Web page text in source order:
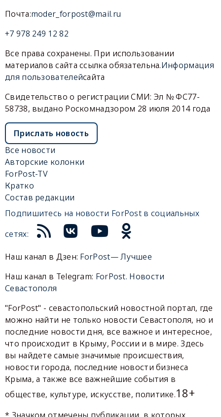
Почта:moder_forpost@mail.ru
+7 978 249 12 82
Все права сохранены. При использовании
материалов сайта ссылка обязательна.Информация
для пользователейсайта
Свидетельство о регистрации СМИ: Эл № ФС77-
58738, выдано Роскомнадзором 28 июля 2014 года
Прислать новость
Все новости
Авторские колонки
ForPost-TV
Кратко
Состав редакции
Подпишитесь на новости ForPost в социальных
сетях:
Наш канал в Дзен: ForPost— Лучшее
Наш канал в Telegram: ForPost. Новости
Севастополя
"ForPost" - севастопольский новостной портал, где
можно найти не только новости Севастополя, но и
последние новости дня, все важное и интересное,
что происходит в Крыму, России и в мире. Здесь
вы найдете самые значимые происшествия,
новости города, последние новости бизнеса
Крыма, а также все важнейшие события в
обществе, культуре, искусстве, политике.18+